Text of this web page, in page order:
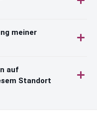
meiner
auf
Standort